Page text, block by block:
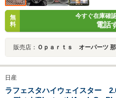
無
料
今すぐ在庫確
電話
販売店： Ｏｐａｒｔｓ オーパーツ
日産
ラフェスタハイウェイスター